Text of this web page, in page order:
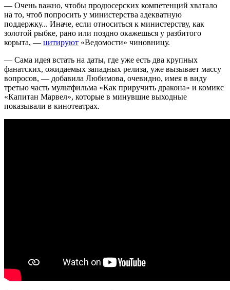
— Очень важно, чтобы продюсерских компетенций хватало
на то, чтоб попросить у министерства адекватную
поддержку... Иначе, если относиться к министерству, как
золотой рыбке, рано или поздно окажешься у разбитого
корыта, — цитируют «Ведомости» чиновницу.
— Сама идея встать на даты, где уже есть два крупных
фанатских, ожидаемых западных релиза, уже вызывает массу
вопросов, — добавила Любимова, очевидно, имея в виду
третью часть мультфильма «Как приручить дракона» и комикс
«Капитан Марвел», которые в минувшие выходные
показывали в кинотеатрах.